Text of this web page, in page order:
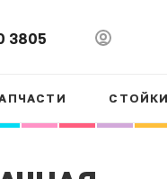
3805
СТОЙКИ